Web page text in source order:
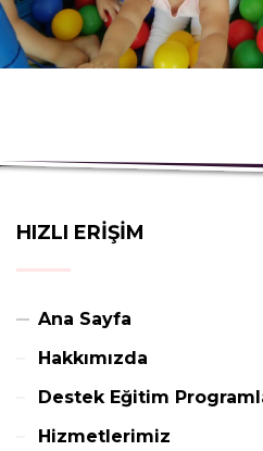
HIZLI ERİŞİM
Ana Sayfa
Hakkımızda
Destek Eğitim
Hizmetlerimiz